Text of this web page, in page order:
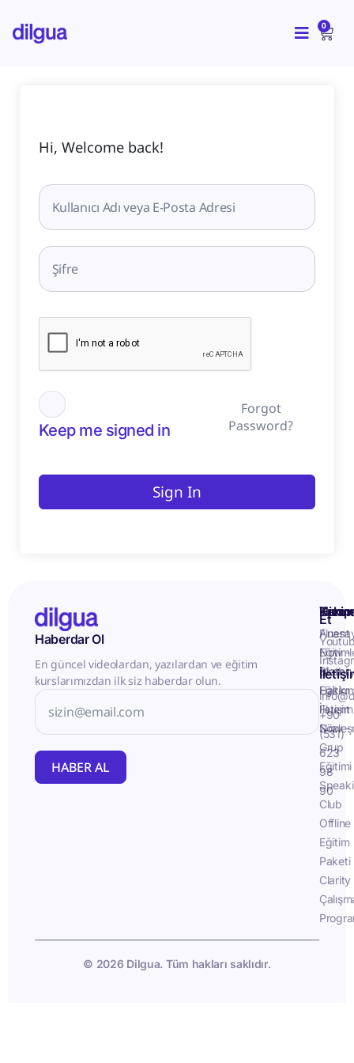
atla
0
Hi, Welcome back!
Keep me signed in
Forgot
Password?
Sign In
Haberdar Ol
En güncel videolardan, yazılardan ve eğitim
kurslarımızdan ilk siz haberdar olun.
HABER AL
İletişim
Fluent
Now -
Birebir
Eğitim
Fluent
Now -
Grup
Eğitimi
Club
Offline
Eğitim
Paketi
Clarity
Takip
Et
+90
(531)
623
98
90
© 2026 Dilgua. Tüm hakları saklıdır.